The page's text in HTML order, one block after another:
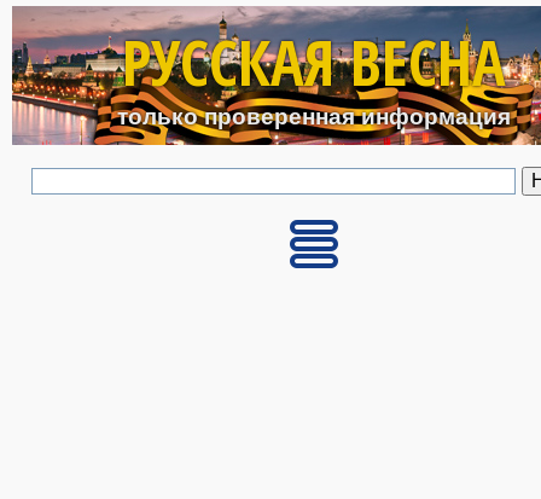
Перейти к основному
РУССКАЯ ВЕСНА
только проверенная информация